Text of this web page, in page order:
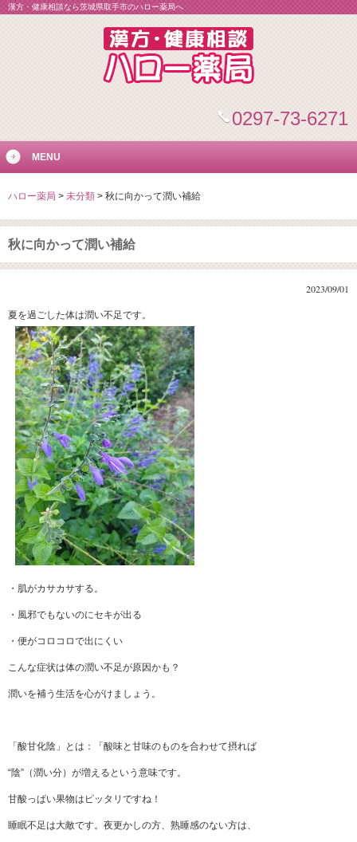
漢方・健康相談なら茨城県取手市のハロー薬局へ
0297-73-6271
MENU
ハロー薬局 > 未分類 > 秋に向かって潤い補給
秋に向かって潤い補給
2023/09/01
夏を過ごした体は潤い不足です。
・肌がカサカサする。
・風邪でもないのにセキが出る
・便がコロコロで出にくい
こんな症状は体の潤い不足が原因かも？
潤いを補う生活を心がけましょう。
「酸甘化陰」とは：「酸味と甘味のものを合わせて摂れば
“陰”（潤い分）が増えるという意味です。
甘酸っぱい果物はピッタリですね！
睡眠不足は大敵です。夜更かしの方、熟睡感のない方は、